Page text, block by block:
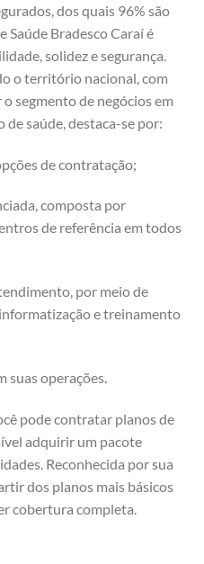
dos quais 96% são
Saúde Bradesco Caraí é
solidez e segurança.
o território nacional, com
segmento de negócios em
de saúde, destaca-se por:
de contratação;
composta por
de referência em todos
por meio de
e treinamento
suas operações.
pode contratar planos de
adquirir um pacote
Reconhecida por sua
dos planos mais básicos
cobertura completa.